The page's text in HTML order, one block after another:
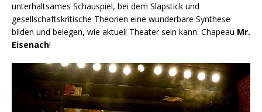
unterhaltsames Schauspiel, bei dem Slapstick und
gesellschaftskritische Theorien eine wunderbare Synthese
bilden und belegen, wie aktuell Theater sein kann. Chapeau Mr.
Eisenach!